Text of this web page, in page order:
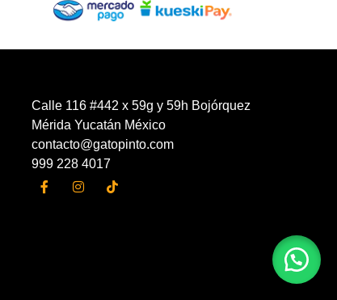
Calle 116 #442 x 59g y 59h Bojórquez
Mérida Yucatán México
contacto@gatopinto.com
999 228 4017